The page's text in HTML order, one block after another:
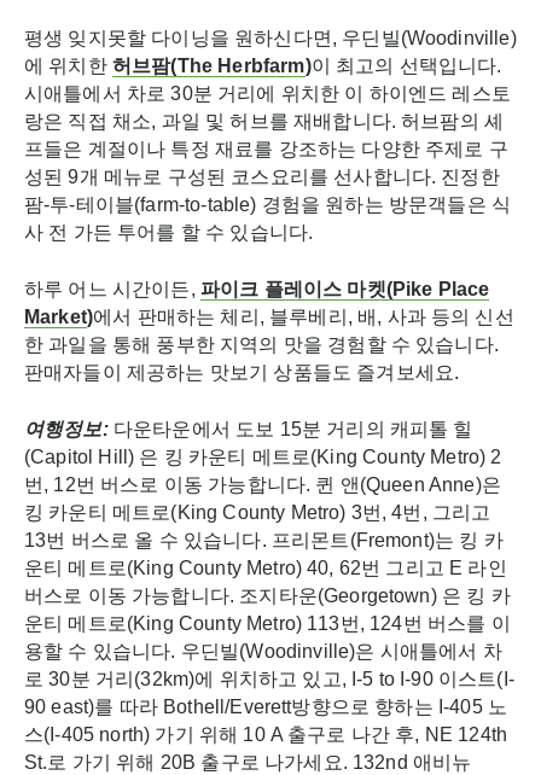
평생 잊지못할 다이닝을 원하신다면, 우딘빌(Woodinville)
에 위치한 허브팜(The Herbfarm)이 최고의 선택입니다.
시애틀에서 차로 30분 거리에 위치한 이 하이엔드 레스토
랑은 직접 채소, 과일 및 허브를 재배합니다. 허브팜의 셰
프들은 계절이나 특정 재료를 강조하는 다양한 주제로 구
성된 9개 메뉴로 구성된 코스요리를 선사합니다. 진정한
팜-투-테이블(farm-to-table) 경험을 원하는 방문객들은 식
사 전 가든 투어를 할 수 있습니다.
하루 어느 시간이든, 파이크 플레이스 마켓(Pike Place
Market)에서 판매하는 체리, 블루베리, 배, 사과 등의 신선
한 과일을 통해 풍부한 지역의 맛을 경험할 수 있습니다.
판매자들이 제공하는 맛보기 상품들도 즐겨보세요.
여행정보:다운타운에서 도보 15분 거리의 캐피톨 힐
(Capitol Hill) 은 킹 카운티 메트로(King County Metro) 2
번, 12번 버스로 이동 가능합니다. 퀸 앤(Queen Anne)은
킹 카운티 메트로(King County Metro) 3번, 4번, 그리고
13번 버스로 올 수 있습니다. 프리몬트(Fremont)는 킹 카
운티 메트로(King County Metro) 40, 62번 그리고 E 라인
버스로 이동 가능합니다. 조지타운(Georgetown) 은 킹 카
운티 메트로(King County Metro) 113번, 124번 버스를 이
용할 수 있습니다. 우딘빌(Woodinville)은 시애틀에서 차
로 30분 거리(32km)에 위치하고 있고, I-5 to I-90 이스트(I-
90 east)를 따라 Bothell/Everett방향으로 향하는 I-405 노
스(I-405 north) 가기 위해 10 A 출구로 나간 후, NE 124th
St.로 가기 위해 20B 출구로 나가세요. 132nd 애비뉴